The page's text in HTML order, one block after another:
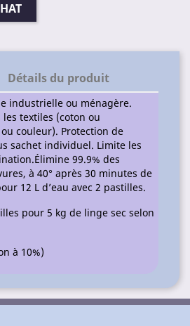
Détails du produit
industrielle ou ménagère.
textiles (coton ou
couleur). Protection de
sachet individuel. Limite les
99.9% des
à 40° après 30 minutes de
12 L d’eau avec 2 pastilles.
pour 5 kg de linge sec selon
à 10%)